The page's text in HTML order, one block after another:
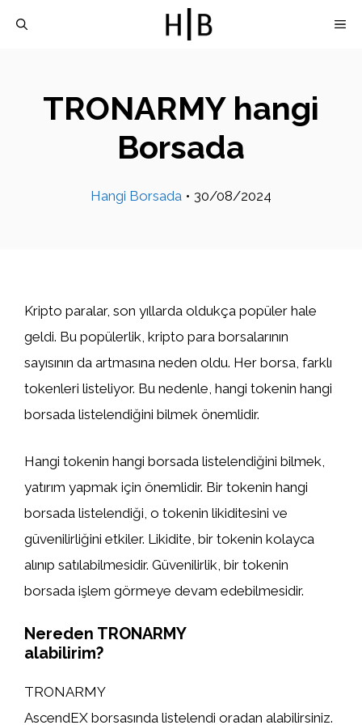
TRONARMY hangi
Borsada
Hangi Borsada • 30/08/2024
Kripto paralar, son yıllarda oldukça popüler hale
geldi. Bu popülerlik, kripto para borsalarının
sayısının da artmasına neden oldu. Her borsa, farklı
tokenleri listeliyor. Bu nedenle, hangi tokenin hangi
borsada listelendiğini bilmek önemlidir.
Hangi tokenin hangi borsada listelendiğini bilmek,
yatırım yapmak için önemlidir. Bir tokenin hangi
borsada listelendiği, o tokenin likiditesini ve
güvenilirliğini etkiler. Likidite, bir tokenin kolayca
alınıp satılabilmesidir. Güvenilirlik, bir tokenin
borsada işlem görmeye devam edebilmesidir.
Nereden TRONARMY
alabilirim?
TRONARMY
AscendEX borsasında listelendi oradan alabilirsiniz.